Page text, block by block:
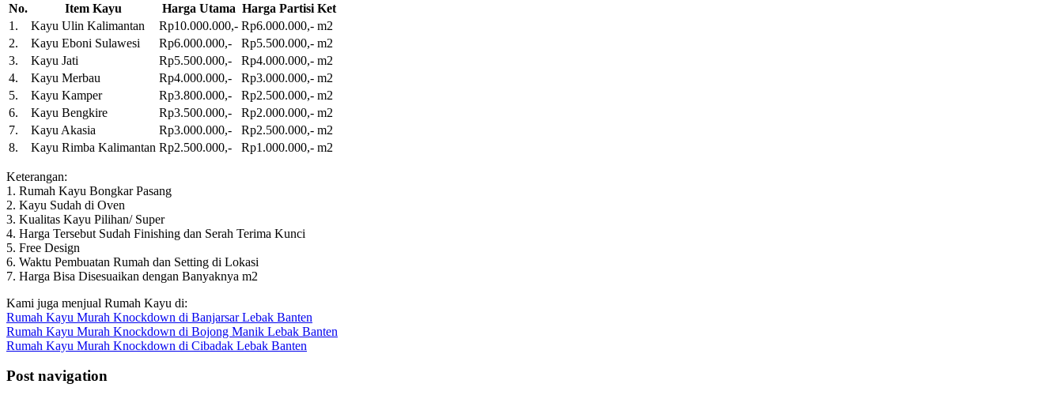
No. Item Kayu Harga Utama Harga Partisi Ket
1.
Kayu Ulin Kalimantan Rp10.000.000,- Rp6.000.000,- m2
2.
Kayu Eboni Sulawesi Rp6.000.000,- Rp5.500.000,- m2
3.
Kayu Jati Rp5.500.000,- Rp4.000.000,- m2
4.
Kayu Merbau Rp4.000.000,- Rp3.000.000,- m2
5.
Kayu Kamper Rp3.800.000,- Rp2.500.000,- m2
6.
Kayu Bengkire Rp3.500.000,- Rp2.000.000,- m2
7.
Kayu Akasia Rp3.000.000,- Rp2.500.000,- m2
8.
Kayu Rimba Kalimantan Rp2.500.000,- Rp1.000.000,- m2
Keterangan:
1. Rumah Kayu Bongkar Pasang
2. Kayu Sudah di Oven
3. Kualitas Kayu Pilihan/ Super
4. Harga Tersebut Sudah Finishing dan Serah Terima Kunci
5. Free Design
6. Waktu Pembuatan Rumah dan Setting di Lokasi
7. Harga Bisa Disesuaikan dengan Banyaknya m2
Kami juga menjual Rumah Kayu di:
Rumah Kayu Murah Knockdown di Banjarsar Lebak Banten
Rumah Kayu Murah Knockdown di Bojong Manik Lebak Banten
Rumah Kayu Murah Knockdown di Cibadak Lebak Banten
Post navigation